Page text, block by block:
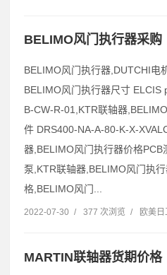
BELIMO风门执行器采购
BELIMO风门执行器,DUTCHI电
BELIMO风门执行器尺寸
B-CW-R-01,KTR联轴器
件 DRS400-NA-A-80-K-X-
器,BELIMO风门执行器价格PCB
泵,KTR联轴器,BELIMO风门执
格,BELIMO风门...
2022-07-30 / 377 次浏览 / 欧美
MARTIN联轴器货期价格